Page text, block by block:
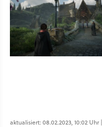
aktualisiert: 08.02.2023, 10:02 Uhr